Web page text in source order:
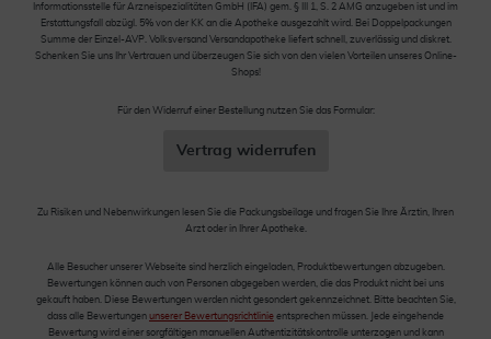
Informationsstelle für Arzneispezialitäten GmbH (IFA) gem. § III 1, S. 2 AMG anzugeben ist und im
Erstattungsfall abzügl. 5% von der KK an die Apotheke ausgezahlt wird. Bei Doppelpackungen
Summe der Einzel-AVP. Volksversand Versandapotheke liefert schnell, zuverlässig und diskret.
Schenken Sie uns Ihr Vertrauen und überzeugen Sie sich von den vielen Vorteilen unseres Online-
Shops!
Für den Widerruf einer Bestellung nutzen Sie das Formular:
Vertrag widerrufen
Zu Risiken und Nebenwirkungen lesen Sie die Packungsbeilage und fragen Sie Ihre Ärztin, Ihren
Arzt oder in Ihrer Apotheke.
Alle Besucher unserer Webseite sind herzlich eingeladen, Produktbewertungen abzugeben.
Bewertungen können auch von Personen abgegeben werden, die das Produkt nicht bei uns
gekauft haben. Diese Bewertungen werden nicht gesondert gekennzeichnet. Bitte beachten Sie,
dass alle Bewertungen unserer Bewertungsrichtlinie entsprechen müssen. Jede eingehende
Bewertung wird einer sorgfältigen manuellen Authentizitätskontrolle unterzogen und kann